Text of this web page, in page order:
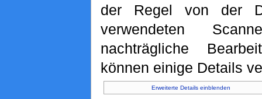
der Regel von der
verwendeten
nachträgliche
können einige Details
Erweiterte Details einblenden